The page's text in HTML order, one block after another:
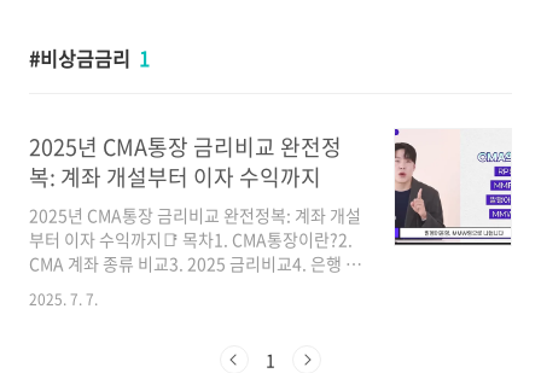
비상금금리 1
2025년 CMA통장 금리비교 완전정
복: 계좌 개설부터 이자 수익까지
2025년 CMA통장 금리비교 완전정복: 계좌 개설
부터 이자 수익까지📑 목차1. CMA통장이란?2.
CMA 계좌 종류 비교3. 2025 금리비교4. 은행 통
장과 비교5. 활용 전략과 추천6. 구독자 Q&A –
실제 경험을 담아1. CMA통장이란?CMA통장은
Management Account)으로, 입출금이 자유롭
2025. 7. 7.
1